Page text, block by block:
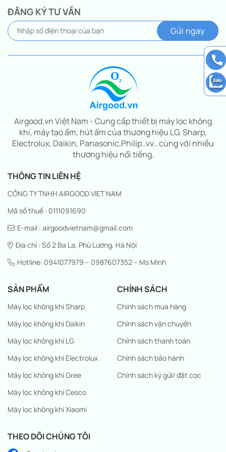
ĐĂNG KÝ TƯ VẤN
Airgood.vn Việt Nam - Cung cấp thiết bị máy lọc không
khí, máy tạo ẩm, hút ẩm của thương hiệu LG, Sharp,
Electrolux, Daikin, Panasonic,Philip..vv.. cùng với nhiều
thương hiệu nổi tiếng.
THÔNG TIN LIÊN HỆ
CÔNG TY TNHH AIRGOOD VIET NAM
Mã số thuế : 0111091690
E-mail : airgoodvietnam@gmail.com
Địa chỉ : Số 2 Ba La, Phú Lương, Hà Nội
Hotline: 0941077979 – 0987607352 – Ms Minh
SẢN PHẨM
Máy lọc không khí Sharp
Máy lọc không khí Daikin
Máy lọc không khí LG
Máy lọc không khí Electrolux
Máy lọc không khí Gree
Máy lọc không khí Cesco
Máy lọc không khí Xiaomi
CHÍNH SÁCH
Chính sách mua hàng
Chính sách vận chuyển
Chính sách thanh toán
Chính sách bảo hành
Chính sách ký gửi/ đặt cọc
THEO DÕI CHÚNG TÔI